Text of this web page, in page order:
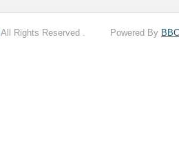
All Rights Reserved . Powered By